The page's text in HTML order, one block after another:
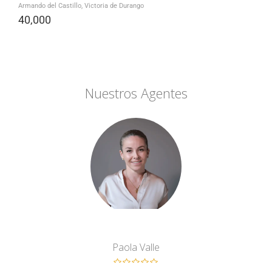
Armando del Castillo, Victoria de Durango
40,000
Nuestros Agentes
Paola Valle